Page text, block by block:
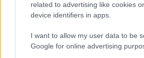
related to advertising like cookies
device identifiers in apps.
I want to allow my user data to be
Google for online advertising
A fiataloknak üzent Majka: